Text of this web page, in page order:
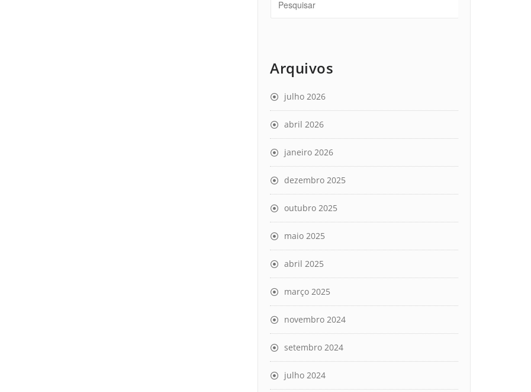
Arquivos
julho 2026
abril 2026
janeiro 2026
dezembro 2025
outubro 2025
maio 2025
abril 2025
março 2025
novembro 2024
setembro 2024
julho 2024